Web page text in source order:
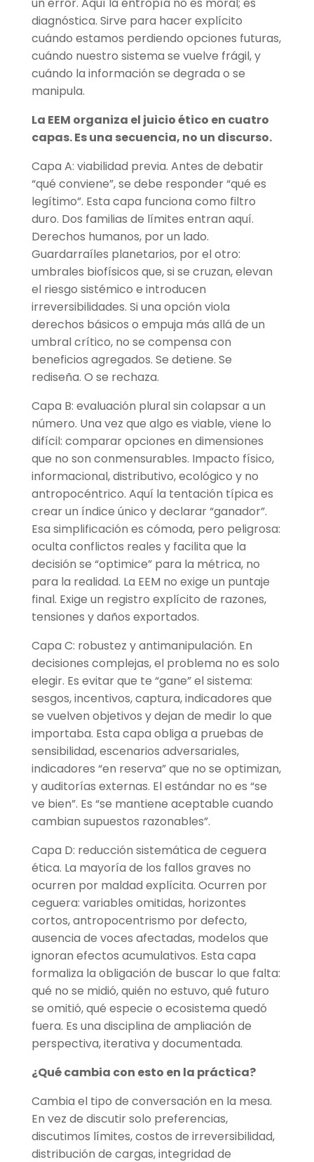
un error. Aquí la entropía no es moral; es
diagnóstica. Sirve para hacer explícito
cuándo estamos perdiendo opciones futuras,
cuándo nuestro sistema se vuelve frágil, y
cuándo la información se degrada o se
manipula.
La EEM organiza el juicio ético en cuatro
capas. Es una secuencia, no un discurso.
Capa A: viabilidad previa. Antes de debatir
“qué conviene”, se debe responder “qué es
legítimo”. Esta capa funciona como filtro
duro. Dos familias de límites entran aquí.
Derechos humanos, por un lado.
Guardarraíles planetarios, por el otro:
umbrales biofísicos que, si se cruzan, elevan
el riesgo sistémico e introducen
irreversibilidades. Si una opción viola
derechos básicos o empuja más allá de un
umbral crítico, no se compensa con
beneficios agregados. Se detiene. Se
rediseña. O se rechaza.
Capa B: evaluación plural sin colapsar a un
número. Una vez que algo es viable, viene lo
difícil: comparar opciones en dimensiones
que no son conmensurables. Impacto físico,
informacional, distributivo, ecológico y no
antropocéntrico. Aquí la tentación típica es
crear un índice único y declarar “ganador”.
Esa simplificación es cómoda, pero peligrosa:
oculta conflictos reales y facilita que la
decisión se “optimice” para la métrica, no
para la realidad. La EEM no exige un puntaje
final. Exige un registro explícito de razones,
tensiones y daños exportados.
Capa C: robustez y antimanipulación. En
decisiones complejas, el problema no es solo
elegir. Es evitar que te “gane” el sistema:
sesgos, incentivos, captura, indicadores que
se vuelven objetivos y dejan de medir lo que
importaba. Esta capa obliga a pruebas de
sensibilidad, escenarios adversariales,
indicadores “en reserva” que no se optimizan,
y auditorías externas. El estándar no es “se
ve bien”. Es “se mantiene aceptable cuando
cambian supuestos razonables”.
Capa D: reducción sistemática de ceguera
ética. La mayoría de los fallos graves no
ocurren por maldad explícita. Ocurren por
ceguera: variables omitidas, horizontes
cortos, antropocentrismo por defecto,
ausencia de voces afectadas, modelos que
ignoran efectos acumulativos. Esta capa
formaliza la obligación de buscar lo que falta:
qué no se midió, quién no estuvo, qué futuro
se omitió, qué especie o ecosistema quedó
fuera. Es una disciplina de ampliación de
perspectiva, iterativa y documentada.
¿Qué cambia con esto en la práctica?
Cambia el tipo de conversación en la mesa.
En vez de discutir solo preferencias,
discutimos límites, costos de irreversibilidad,
distribución de cargas, integridad de